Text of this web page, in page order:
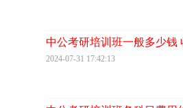
中公考研培训班一般多少钱
2024-07-31 17:42:13